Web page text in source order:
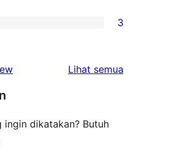
3
Lihat semua
ingin dikatakan? Butuh